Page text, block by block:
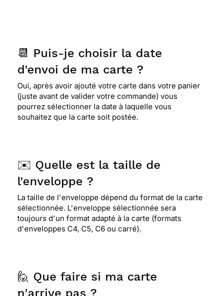
📆 Puis-je choisir la date
d'envoi de ma carte ?
Oui, après avoir ajouté votre carte dans votre panier
(juste avant de valider votre commande) vous
pourrez sélectionner la date à laquelle vous
souhaitez que la carte soit postée.
✉️ Quelle est la taille de
l'enveloppe ?
La taille de l'enveloppe dépend du format de la carte
sélectionnée. L'enveloppe sélectionnée sera
toujours d'un format adapté à la carte (formats
d'enveloppes C4, C5, C6 ou carré).
🙋 Que faire si ma carte
n'arrive pas ?